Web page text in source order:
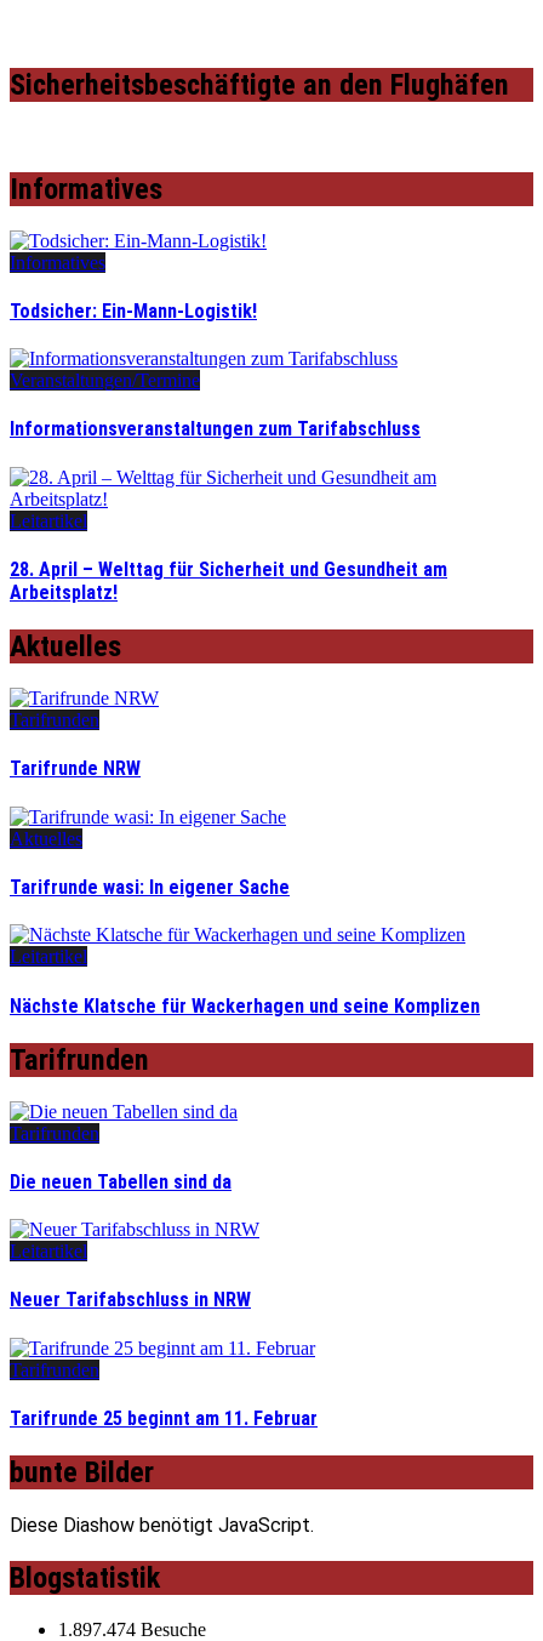
Sicherheitsbeschäftigte an den Flughäfen
Informatives
Informatives
Todsicher: Ein-Mann-Logistik!
Veranstaltungen/Termine
Informationsveranstaltungen zum Tarifabschluss
Leitartikel
28. April – Welttag für Sicherheit und Gesundheit am
Arbeitsplatz!
Aktuelles
Tarifrunden
Tarifrunde NRW
Aktuelles
Tarifrunde wasi: In eigener Sache
Leitartikel
Nächste Klatsche für Wackerhagen und seine Komplizen
Tarifrunden
Tarifrunden
Die neuen Tabellen sind da
Leitartikel
Neuer Tarifabschluss in NRW
Tarifrunden
Tarifrunde 25 beginnt am 11. Februar
bunte Bilder
Diese Diashow benötigt JavaScript.
Blogstatistik
1.897.474 Besuche